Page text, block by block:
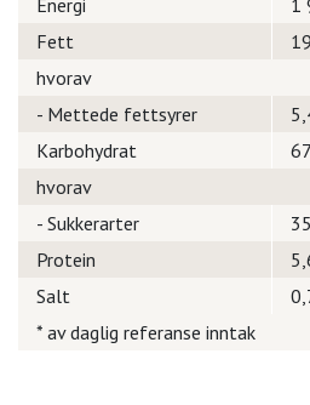
Energi
1
Fett
hvorav
- Mettede fettsyrer
Karbohydrat
hvorav
- Sukkerarter
Protein
Salt
* av daglig referanse inntak